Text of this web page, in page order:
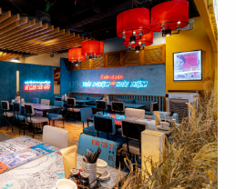
72
JOLLIBEE
CN Cần Thơ